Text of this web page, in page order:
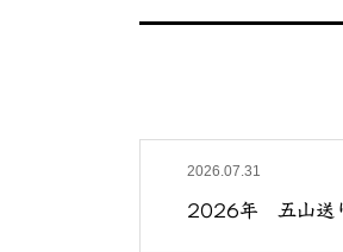
2026.07.31
2026年 五山送